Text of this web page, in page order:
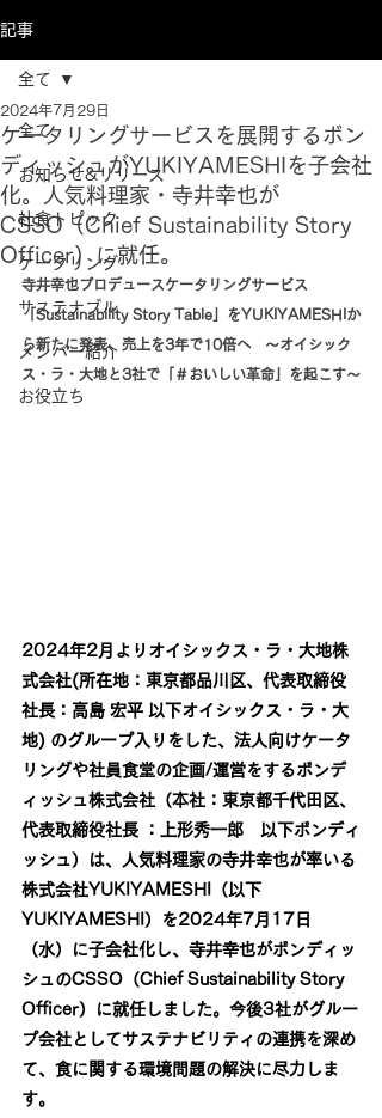
記事
全て
お知らせ&リリース
社食トピック
ケータリング
サステナブル
メンバー紹介
お役立ち
全て
ケータリングサービスを展開するボン
ディッシュがYUKIYAMESHIを子会社
化。人気料理家・寺井幸也が
CSSO（Chief Sustainability Story
Officer）に就任。
2024年7月29日
寺井幸也プロデュースケータリングサービス
「Sustainability Story Table」をYUKIYAMESHIか
ら新たに発表、売上を3年で10倍へ　～オイシック
ス・ラ・大地と3社で「＃おいしい革命」を起こす～
2024年2月よりオイシックス・ラ・大地株
式会社(所在地：東京都品川区、代表取締役
社長：高島 宏平 以下オイシックス・ラ・大
地) のグループ入りをした、法人向けケータ
リングや社員食堂の企画/運営をするボンデ
ィッシュ株式会社（本社：東京都千代田区、
代表取締役社長 ：上形秀一郎　以下ボンディ
ッシュ）は、人気料理家の寺井幸也が率いる
株式会社YUKIYAMESHI（以下
YUKIYAMESHI）を2024年7月17日
（水）に子会社化し、寺井幸也がボンディッ
シュのCSSO（Chief Sustainability Story
Officer）に就任しました。今後3社がグルー
プ会社としてサステナビリティの連携を深め
て、食に関する環境問題の解決に尽力しま
す。